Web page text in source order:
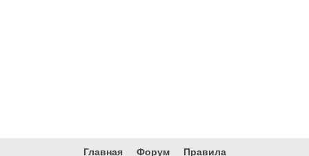
Главная Форум Правила